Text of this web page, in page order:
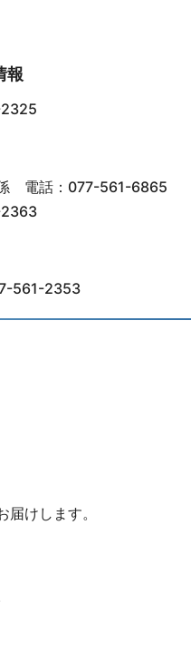
報
電話：077-561-6865
561-2353
けします。